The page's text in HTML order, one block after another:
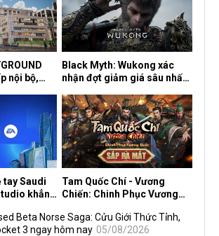
nội bộ,
doanh thu
Black Myth: Wukong xác
nhận đợt giảm giá sâu nhất
trên mọi nền tảng
tay Saudi
khẳng
Tam Quốc Chí - Vương
Chiến: Chinh Phục Vương
sáu thị trường Đông Nam Á
Beta Norse Saga: Cửu Giới Thức Tỉnh,
3 ngay hôm nay 05/08/2026